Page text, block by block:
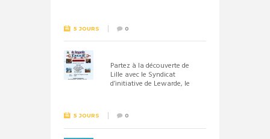
5 JOURS 0
Partez à la découverte de
Lille avec le Syndicat
d’initiative de Lewarde, le
5 JOURS 0